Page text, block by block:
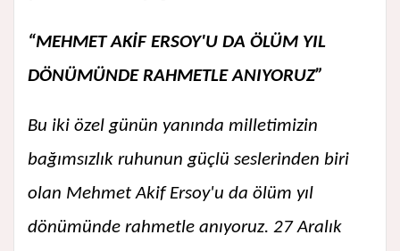
“MEHMET AKİF ERSOY'U DA ÖLÜM YIL
DÖNÜMÜNDE RAHMETLE ANIYORUZ”
Bu iki özel günün yanında milletimizin
bağımsızlık ruhunun güçlü seslerinden biri
olan Mehmet Akif Ersoy'u da ölüm yıl
dönümünde rahmetle anıyoruz. 27 Aralık